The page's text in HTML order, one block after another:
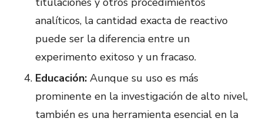
analíticos, la cantidad exacta de reactivo
puede ser la diferencia entre un
experimento exitoso y un fracaso.
Educación: Aunque su uso es más
prominente en la investigación de alto nivel,
también es una herramienta esencial en la